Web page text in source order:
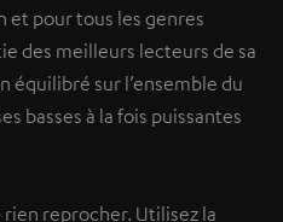
et pour tous les genres
des meilleurs lecteurs de sa
équilibré sur l’ensemble du
basses à la fois puissantes
reprocher. Utilisez la